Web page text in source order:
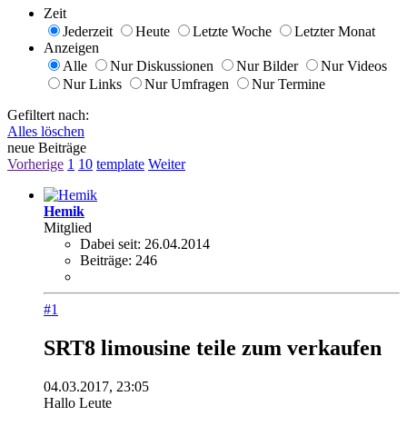
Zeit
Jederzeit
Heute Letzte Woche
Letzter Monat
Anzeigen
Alle
Nur Diskussionen Nur Bilder
Nur Videos
Nur Links
Nur Umfragen
Nur Termine
Gefiltert nach:
Alles löschen
neue Beiträge
Vorherige 1 10 template Weiter
Hemik
Mitglied
Dabei seit: 26.04.2014
Beiträge: 246
#1
SRT8 limousine teile zum verkaufen
04.03.2017, 23:05
Hallo Leute